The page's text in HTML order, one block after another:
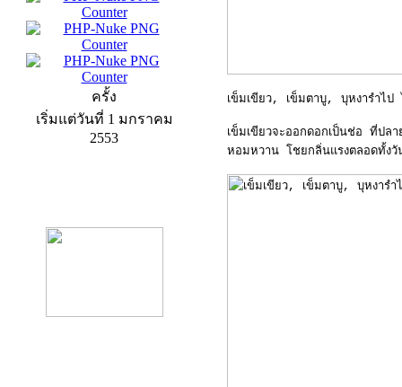
ครั้ง
เริ่มแต่วันที่ 1 มกราคม
2553
เข็มเขียว, เข็มตาบู, บุหงารำไป
เข็มเขียวจะออกดอกเป็นช่อ ที่ปล
หอมหวาน โชยกลิ่นแรงตลอดทั้งวั